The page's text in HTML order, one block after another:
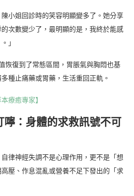
小姐回診時的笑容明顯變多了。她分享
次數變少了，最明顯的是，我終於能感
」
恢復到了常態區間，胃脹氣與胸悶也基
種止痛藥或胃藥，生活重回正軌。
療癒專家】
嚀：身體的求救訊號不可
律神經失調不是心理作用，更不是「想
壓、作息混亂或營養不足下發出的「求